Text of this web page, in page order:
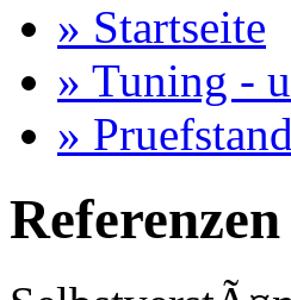
» Startseite
» Tuning -
»